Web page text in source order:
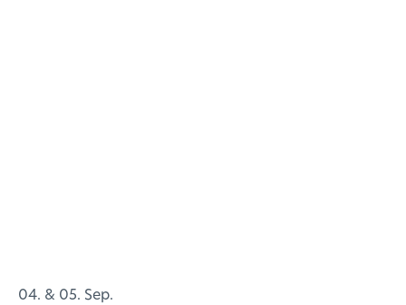
04. & 05. Sep.